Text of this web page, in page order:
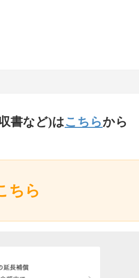
書など)はこちらから
ちら